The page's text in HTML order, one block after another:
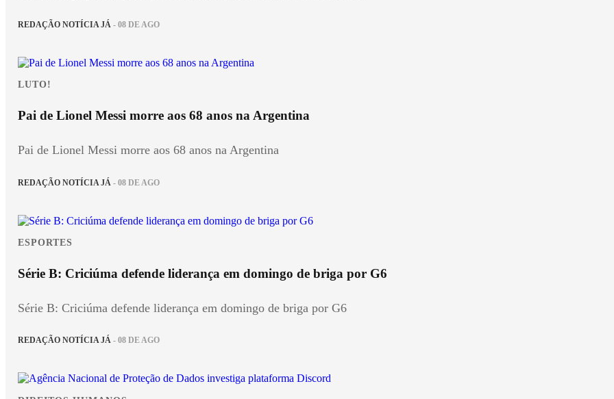
REDAÇÃO NOTÍCIA JÁ - 08 DE AGO
LUTO!
Pai de Lionel Messi morre aos 68 anos na Argentina
Pai de Lionel Messi morre aos 68 anos na Argentina
REDAÇÃO NOTÍCIA JÁ - 08 DE AGO
ESPORTES
Série B: Criciúma defende liderança em domingo de briga por G6
Série B: Criciúma defende liderança em domingo de briga por G6
REDAÇÃO NOTÍCIA JÁ - 08 DE AGO